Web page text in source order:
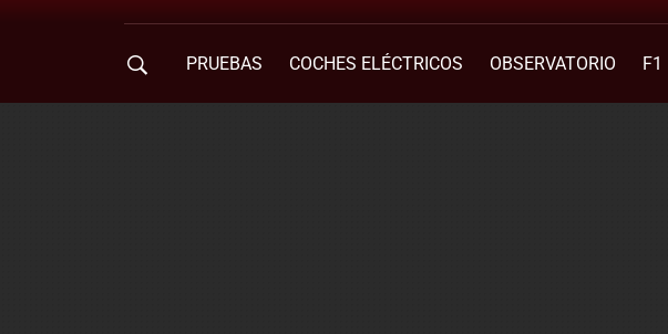
PRUEBAS COCHES ELÉCTRICOS OBSERVATORIO F1